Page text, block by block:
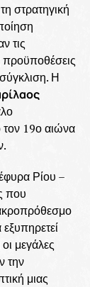
στρατηγική
τις
προϋποθέσεις
Η
τον 19ο αιώνα
Ρίου –
που
μεγάλες
την
μιας